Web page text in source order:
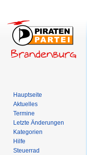
Hauptseite
Aktuelles
Termine
Letzte Änderungen
Kategorien
Hilfe
Steuerrad